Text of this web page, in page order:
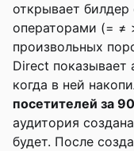
открывает
операторами (= ≠
произвольных
Direct показывает
когда в ней
посетителей за
аудитория
будет. После